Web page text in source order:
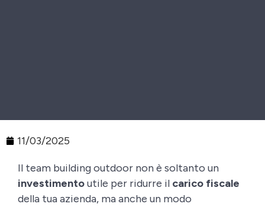
11/03/2025
Il team building outdoor non è soltanto un
investimentoutile per ridurre il carico fiscale
della tua azienda, ma anche un modo